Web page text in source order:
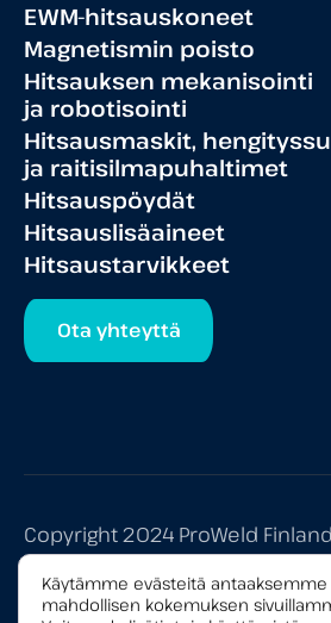
EWM-hitsauskoneet
Magnetismin poisto
Hitsauksen mekanisointi
ja robotisointi
Hitsausmaskit,
ja raitisilmapuhaltimet
Hitsauspöydät
Hitsauslisäaineet
Hitsaustarvikkeet
Ota yhteyttä
Copyright 2024 ProWeld
Tietosuojaseloste
Yleiset myyntiehdot
Käytämme evästeitä
mahdollisen kokemuksen